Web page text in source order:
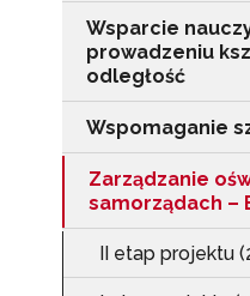
Wsparcie
prowadzeniu
odległość
Wspomaganie
Zarządzanie
samorządach –
II etap projektu